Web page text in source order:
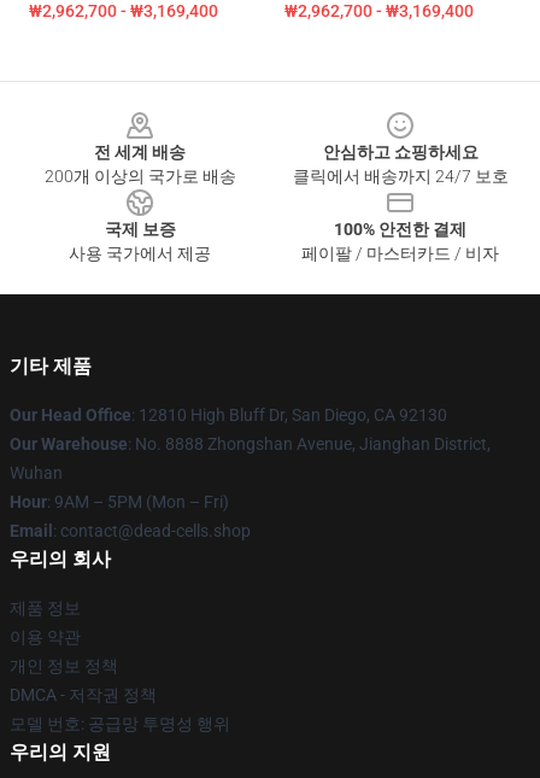
₩2,962,700 - ₩3,169,400 ₩2,962,700 - ₩3,169,400
전 세계 배송
200개 이상의 국가로 배송
안심하고 쇼핑하세요
클릭에서 배송까지 24/7 보호
국제 보증
사용 국가에서 제공
100% 안전한 결제
페이팔 / 마스터카드 / 비자
기타 제품
Our Head Office: 12810 High Bluff Dr, San Diego, CA 92130
Our Warehouse: No. 8888 Zhongshan Avenue, Jianghan District,
Wuhan
Hour: 9AM – 5PM (Mon – Fri)
Email : contact@dead-cells.shop
우리의 회사
제품 정보
이용 약관
개인 정보 정책
DMCA - 저작권 정책
모델 번호: 공급망 투명성 행위
우리의 지원